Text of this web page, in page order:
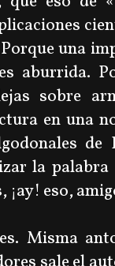
una
aburrida.
sobre
en una
de
la
eso,
Misma